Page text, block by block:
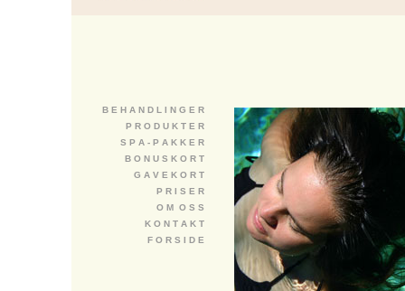
B E H A N D L I N G E R
P R O D U K T E R
S P A - P A K K E R
B O N U S K O R T
G A V E K O R T
P R I S E R
O M O S S
K O N T A K T
F O R S I D E